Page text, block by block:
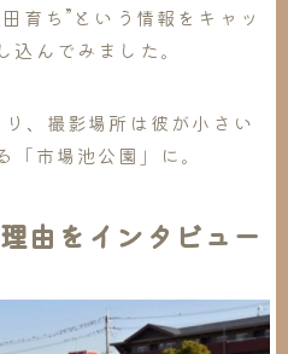
育ち”という情報をキャッ
んでみました。
、撮影場所は彼が小さい
市場池公園」に。
由をインタビュー